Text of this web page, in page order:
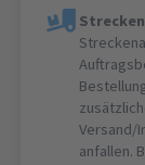
Versand/
anfallen.